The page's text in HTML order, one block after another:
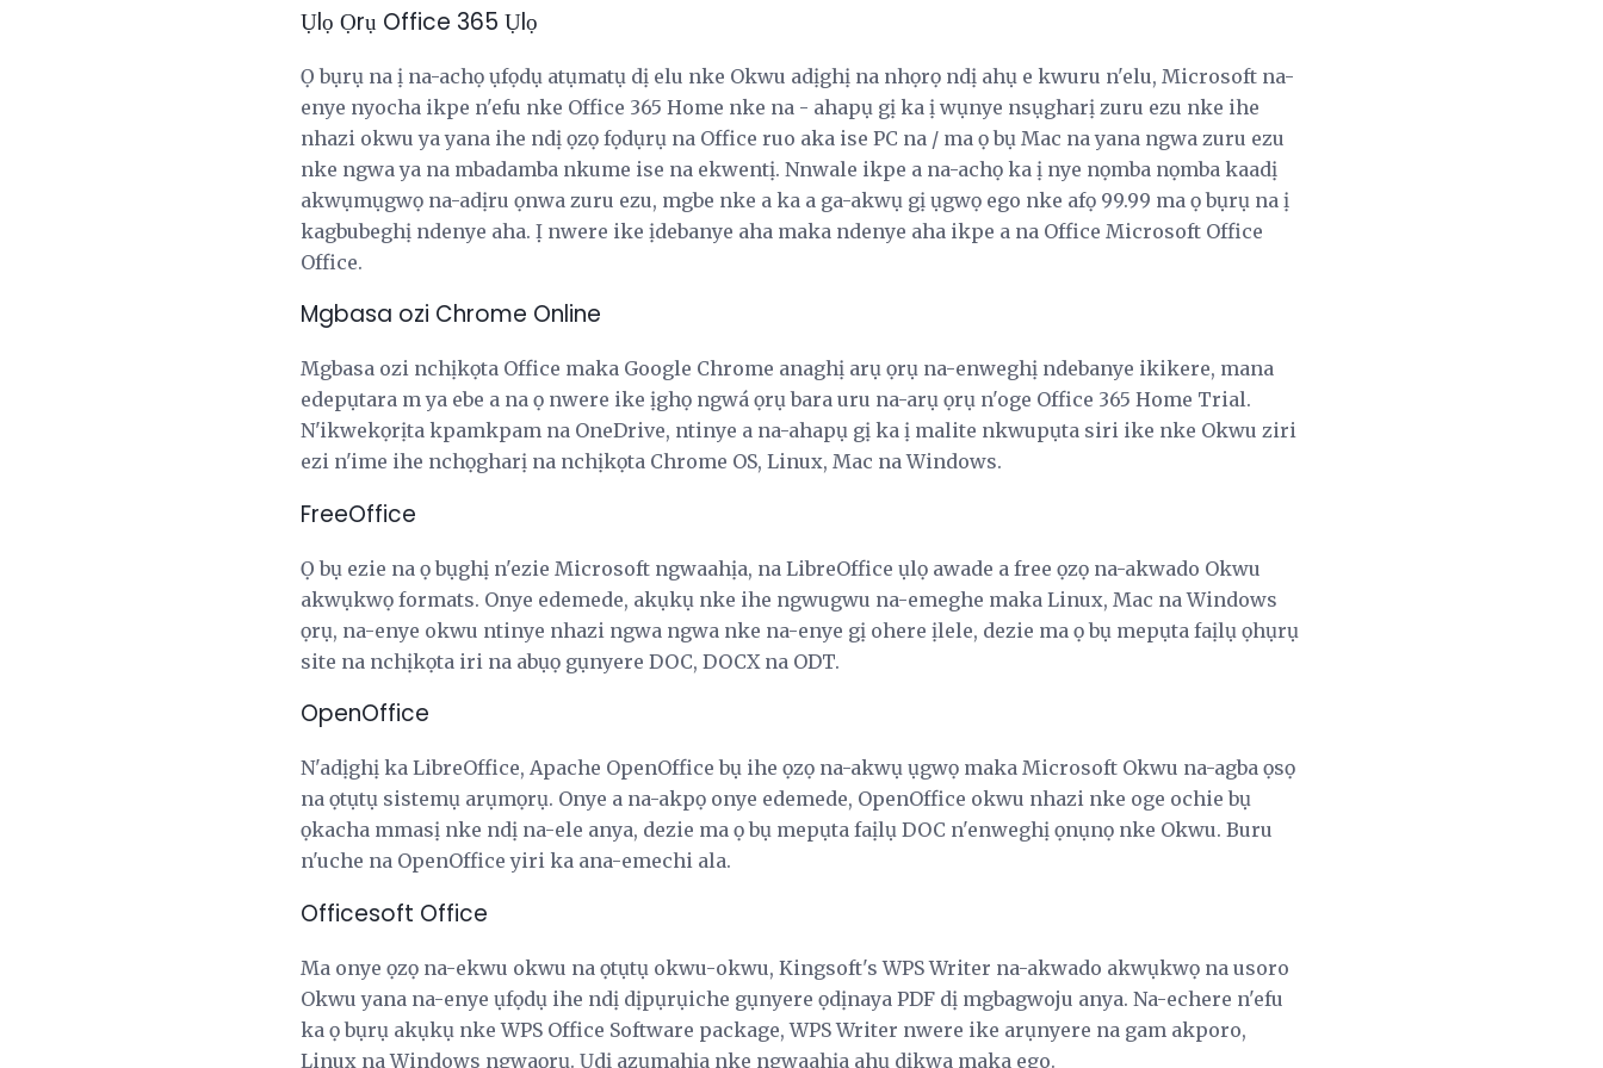
Ụlọ Ọrụ Office 365 Ụlọ
Ọ bụrụ na ị na-achọ ụfọdụ atụmatụ dị elu nke Okwu adịghị na nhọrọ ndị ahụ e kwuru n'elu, Microsoft na-
enye nyocha ikpe n'efu nke Office 365 Home nke na - ahapụ gị ka ị wụnye nsụgharị zuru ezu nke ihe
nhazi okwu ya yana ihe ndị ọzọ fọdụrụ na Office ruo aka ise PC na / ma ọ bụ Mac na yana ngwa zuru ezu
nke ngwa ya na mbadamba nkume ise na ekwentị. Nnwale ikpe a na-achọ ka ị nye nọmba nọmba kaadị
akwụmụgwọ na-adịru ọnwa zuru ezu, mgbe nke a ka a ga-akwụ gị ụgwọ ego nke afọ 99.99 ma ọ bụrụ na ị
kagbubeghị ndenye aha. Ị nwere ike ịdebanye aha maka ndenye aha ikpe a na Office Microsoft Office
Office.
Mgbasa ozi Chrome Online
Mgbasa ozi nchịkọta Office maka Google Chrome anaghị arụ ọrụ na-enweghị ndebanye ikikere, mana
edepụtara m ya ebe a na ọ nwere ike ịghọ ngwá ọrụ bara uru na-arụ ọrụ n'oge Office 365 Home Trial.
N'ikwekọrịta kpamkpam na OneDrive, ntinye a na-ahapụ gị ka ị malite nkwupụta siri ike nke Okwu ziri
ezi n'ime ihe nchọgharị na nchịkọta Chrome OS, Linux, Mac na Windows.
FreeOffice
Ọ bụ ezie na ọ bụghị n'ezie Microsoft ngwaahịa, na LibreOffice ụlọ awade a free ọzọ na-akwado Okwu
akwụkwọ formats. Onye edemede, akụkụ nke ihe ngwugwu na-emeghe maka Linux, Mac na Windows
ọrụ, na-enye okwu ntinye nhazi ngwa ngwa nke na-enye gị ohere ịlele, dezie ma ọ bụ mepụta faịlụ ọhụrụ
site na nchịkọta iri na abụọ gụnyere DOC, DOCX na ODT.
OpenOffice
N'adịghị ka LibreOffice, Apache OpenOffice bụ ihe ọzọ na-akwụ ụgwọ maka Microsoft Okwu na-agba ọsọ
na ọtụtụ sistemụ arụmọrụ. Onye a na-akpọ onye edemede, OpenOffice okwu nhazi nke oge ochie bụ
ọkacha mmasị nke ndị na-ele anya, dezie ma ọ bụ mepụta faịlụ DOC n'enweghị ọnụnọ nke Okwu. Buru
n'uche na OpenOffice yiri ka ana-emechi ala.
Officesoft Office
Ma onye ọzọ na-ekwu okwu na ọtụtụ okwu-okwu, Kingsoft's WPS Writer na-akwado akwụkwọ na usoro
Okwu yana na-enye ụfọdụ ihe ndị dịpụrụiche gụnyere ọdịnaya PDF dị mgbagwoju anya. Na-echere n'efu
ka ọ bụrụ akụkụ nke WPS Office Software package, WPS Writer nwere ike arụnyere na gam akporo,
Linux na Windows ngwaọrụ. Ụdị azụmahịa nke ngwaahịa ahụ dịkwa maka ego.